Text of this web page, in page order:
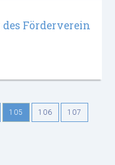
Förderverein
105 106 107